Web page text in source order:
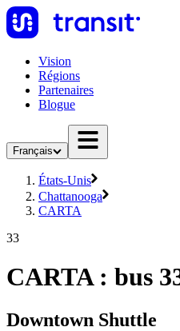
Vision
Régions
Partenaires
Blogue
Français
États-Unis
Chattanooga
CARTA
33
CARTA : bus
Downtown Shuttle